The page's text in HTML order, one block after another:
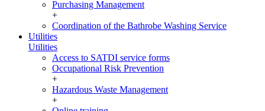
Purchasing Management
+
Coordination of the Bathrobe Washing Service
Utilities
Utilities
Access to SATDI service forms
Occupational Risk Prevention
+
Hazardous Waste Management
+